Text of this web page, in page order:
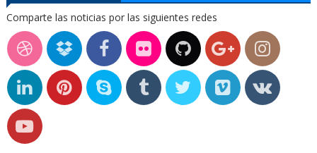
Comparte las noticias por las siguientes redes